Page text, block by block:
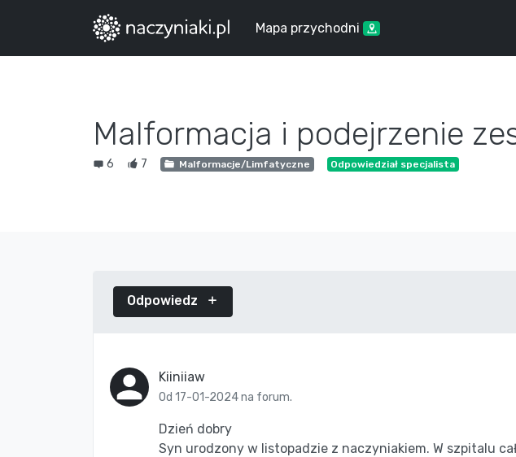
Mapa przychodni
Malformacja i podejrzenie
6 7 Malformacje/Limfatyczne Odpowiedział specjalista
Odpowiedz
Kiiniiaw
Od 17-01-2024 na forum.
Dzień dobry
Syn urodzony w listopadzie z naczyniakiem. W szpitalu